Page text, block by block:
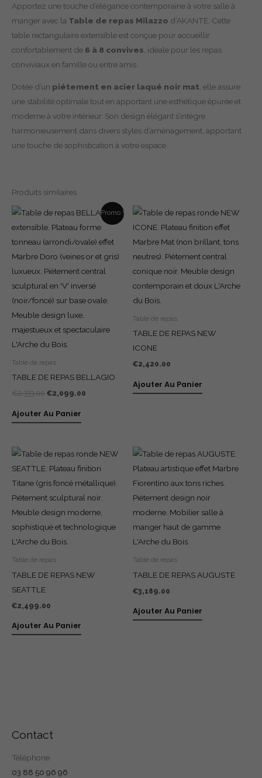
Apportez une touche d’élégance contemporaine à votre salle à
manger avec la Table de repas Milazzo d’AKANTE. Cette
table rectangulaire extensible est conçue pour accueillir
confortablement de 6 à 8 convives , idéale pour les repas
conviviaux en famille ou entre amis.
Dotée d’un piétement en acier laqué noir mat, elle assure
une stabilité optimale tout en apportant une esthétique épurée et
moderne à votre intérieur. Son design élégant s’intègre
harmonieusement dans divers styles d’aménagement, apportant
une touche de sophistication à votre espace.
Produits similaires
Promo !
Table de repas
TABLE DE REPAS BELLAGIO
€2,333.00
Le
prix
initial
était :
€2,333.00.
€2,099.00
Le
prix
actuel
est :
€2,099.00.
Ajouter Au Panier
Table de repas
TABLE DE REPAS NEW
ICONE
€2,420.00
Ajouter Au Panier
Table de repas
TABLE DE REPAS NEW
SEATTLE
€2,499.00
Ajouter Au Panier
Table de repas
TABLE DE REPAS AUGUSTE
€3,189.00
Ajouter Au Panier
Contact
Téléphone
03 88 50 96 96